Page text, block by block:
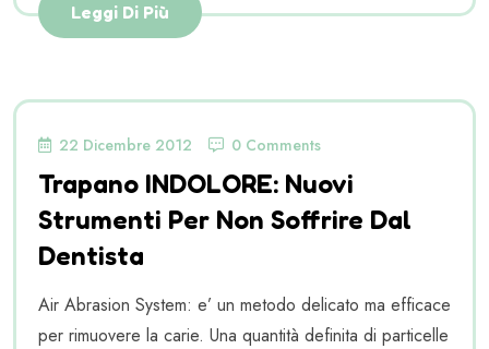
Leggi Di Più
22 Dicembre 2012 0 Comments
Trapano INDOLORE: Nuovi
Strumenti Per Non Soffrire Dal
Dentista
Air Abrasion System: e’ un metodo delicato ma efficace
per rimuovere la carie. Una quantità definita di particelle